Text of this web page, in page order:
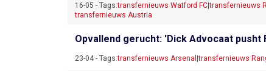
16-05 - Tags:transfernieuws Watford FC|transfernieuws
transfernieuws Austria
Opvallend gerucht: 'Dick Advocaat
23-04 - Tags:transfernieuws Arsenal |transfernieuws